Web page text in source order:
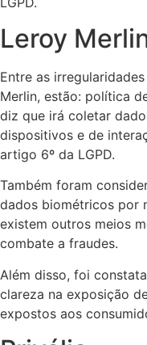
Leroy
Entre as
Merlin, estão: política
diz que irá coletar
dispositivos e de
artigo 6º da LGPD.
Também foram
dados biométricos por
existem outros meios
combate a fraudes.
Além disso, foi
clareza na exposição
expostos aos